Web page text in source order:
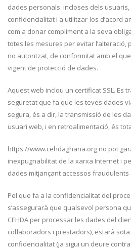
dades personals incloses dels
confidencialitat i a utilitzar-los d’acord
com a donar compliment a la seva
totes les mesures per evitar l’alteració,
no autoritzat, de conformitat amb el
vigent de protecció de dades.
Aquest web inclou un certificat SSL. Es
seguretat que fa que les teves dades
segura, és a dir, la transmissió de les
usuari web, i en retroalimentació, és
https://www.cehdaghana.org no pot
inexpugnabilitat de la xarxa Internet i
dades mitjançant accessos
Pel que fa a la confidencialitat del
s’assegurarà que qualsevol persona
CEHDA per processar les dades del
col·laboradors i prestadors), estarà
confidencialitat (ja sigui un deure